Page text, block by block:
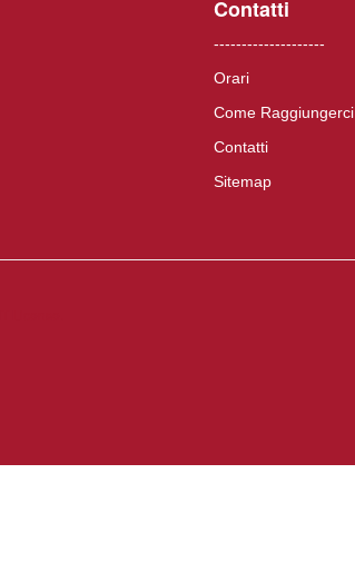
Contatti
--------------------
Orari
Come Raggiungerci
Contatti
Sitemap